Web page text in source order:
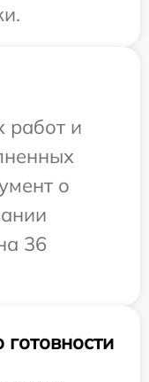
работ и
о
36